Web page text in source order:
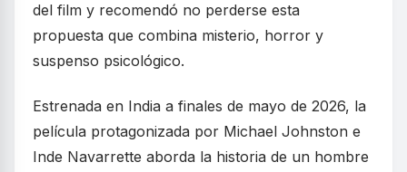
del film y recomendó no perderse esta
propuesta que combina misterio, horror y
suspenso psicológico.
Estrenada en India a finales de mayo de 2026, la
película protagonizada por Michael Johnston e
Inde Navarrette aborda la historia de un hombre